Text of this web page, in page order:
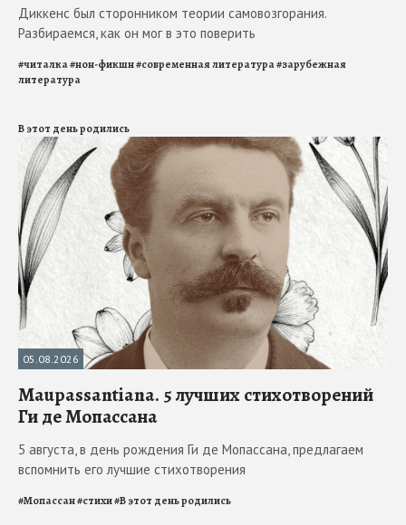
Диккенс был сторонником теории самовозгорания.
Разбираемся, как он мог в это поверить
#читалка#нон-фикшн#современная литература#зарубежная
литература
В этот день родились
05.08.2026
Maupassantiana. 5 лучших стихотворений
Ги де Мопассана
5 августа, в день рождения Ги де Мопассана, предлагаем
вспомнить его лучшие стихотворения
#Мопассан#стихи#В этот день родились